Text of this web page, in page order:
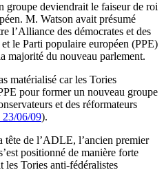
groupe deviendrait le faiseur de roi
M. Watson avait présumé
l’Alliance des démocrates et des
le Parti populaire européen (PPE)
majorité du nouveau parlement.
matérialisé car les Tories
pour former un nouveau groupe
et des réformateurs
06/09).
tête de l’ADLE, l’ancien premier
positionné de manière forte
Tories anti-fédéralistes